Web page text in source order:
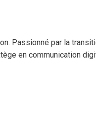
Passionné par la
en communication